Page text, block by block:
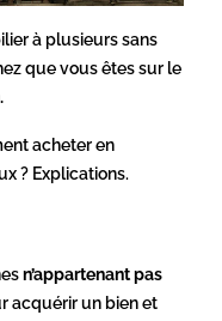
à plusieurs sans
que vous êtes sur le
acheter en
? Explications.
n’appartenant pas
acquérir un bien et